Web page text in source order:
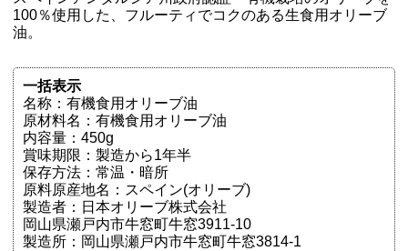
100％使用した、フルーティでコクのある生食用オリーブ
油。
一括表示
名称：有機食用オリーブ油
原材料名：有機食用オリーブ油
内容量：450g
賞味期限：製造から1年半
保存方法：常温・暗所
原料原産地名：スペイン(オリーブ)
製造者：日本オリーブ株式会社
岡山県瀬戸内市牛窓町牛窓3911-10
製造所：岡山県瀬戸内市牛窓町牛窓3814-1